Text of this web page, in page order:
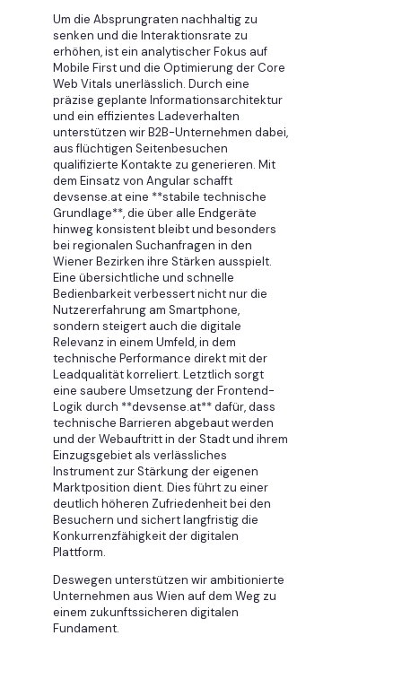
Um die Absprungraten nachhaltig zu
senken und die Interaktionsrate zu
erhöhen, ist ein analytischer Fokus auf
Mobile First und die Optimierung der Core
Web Vitals unerlässlich. Durch eine
präzise geplante Informationsarchitektur
und ein effizientes Ladeverhalten
unterstützen wir B2B-Unternehmen dabei,
aus flüchtigen Seitenbesuchen
qualifizierte Kontakte zu generieren. Mit
dem Einsatz von Angular schafft
devsense.at eine **stabile technische
Grundlage**, die über alle Endgeräte
hinweg konsistent bleibt und besonders
bei regionalen Suchanfragen in den
Wiener Bezirken ihre Stärken ausspielt.
Eine übersichtliche und schnelle
Bedienbarkeit verbessert nicht nur die
Nutzererfahrung am Smartphone,
sondern steigert auch die digitale
Relevanz in einem Umfeld, in dem
technische Performance direkt mit der
Leadqualität korreliert. Letztlich sorgt
eine saubere Umsetzung der Frontend-
Logik durch **devsense.at** dafür, dass
technische Barrieren abgebaut werden
und der Webauftritt in der Stadt und ihrem
Einzugsgebiet als verlässliches
Instrument zur Stärkung der eigenen
Marktposition dient. Dies führt zu einer
deutlich höheren Zufriedenheit bei den
Besuchern und sichert langfristig die
Konkurrenzfähigkeit der digitalen
Plattform.
Deswegen unterstützen wir ambitionierte
Unternehmen aus Wien auf dem Weg zu
einem zukunftssicheren digitalen
Fundament.